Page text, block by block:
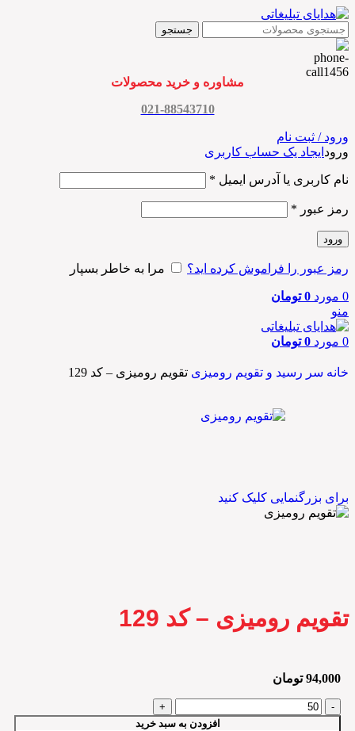
جستجو
مشاوره و خرید محصولات
021-88543710
ورود / ثبت نام
ورود ایجاد یک حساب کاربری
نام کاربری یا آدرس ایمیل *
رمز عبور *
ورود
رمز عبور را فراموش کرده اید؟ مرا به خاطر بسپار
0 مورد 0 تومان
منو
0 مورد 0 تومان
خانه سر رسید و تقویم رومیزی تقویم رومیزی – کد 129
برای بزرگنمایی کلیک کنید
تقویم رومیزی – کد 129
94,000 تومان
افزودن به سبد خرید